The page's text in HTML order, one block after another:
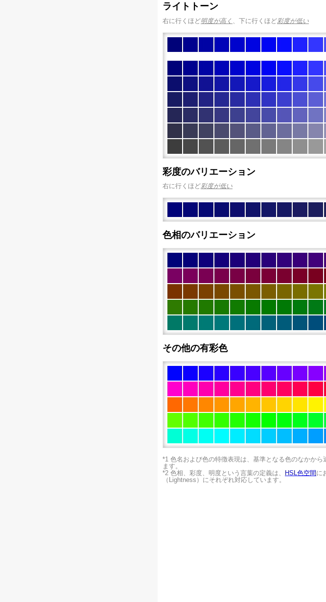
ライトトーン
右に行くほど明度が高く 、下に行くほど彩度が低い
彩度のバリエーション
右に行くほど彩度が低い
色相のバリエーション
その他の有彩色
*1 色名および色の特徴表現は、基準となる色のなかか
ます。
*2 色相、彩度、明度という言葉の定義は、
HSL色空間 に
（Lightness）にそれぞれ対応しています。